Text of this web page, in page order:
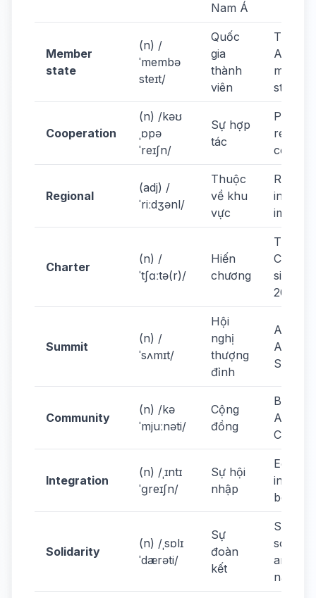
Nam Á
Member
state
(n) /
ˈmembə
steɪt/
Quốc
gia
thành
viên
There
ASEAN
states.
Cooperation
(n) /kəʊ
ˌɒpə
ˈreɪʃn/
Sự hợp
tác
regional
Regional
(adj) /
ˈriːdʒənl/
Thuộc
về khu
vực
Charter
(n) /
ˈtʃɑːtə(r)/
Hiến
chương
The
signed
2007.
Summit
(n) /
ˈsʌmɪt/
Hội
nghị
thượng
đỉnh
Attend
ASEAN
Summit.
Community
(n) /kə
ˈmjuːnəti/
Cộng
đồng
Build
ASEAN
Integration
(n) /ˌɪntɪ
ˈɡreɪʃn/
Sự hội
nhập
Solidarity
(n) /ˌsɒlɪ
ˈdærəti/
Sự
đoàn
kết
Show
among
nations.